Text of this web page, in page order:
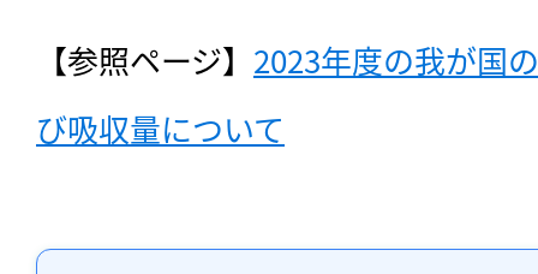
【参照ページ】 2023年度の我が国
び吸収量について